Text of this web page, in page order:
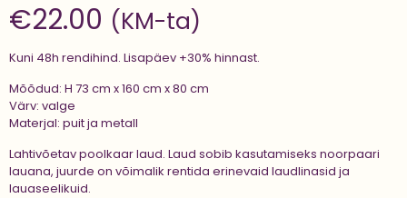
€22.00 (KM-ta)
Kuni 48h rendihind. Lisapäev +30% hinnast.
Mõõdud: H 73 cm x 160 cm x 80 cm
Värv: valge
Materjal: puit ja metall
Lahtivõetav poolkaar laud. Laud sobib kasutamiseks noorpaari
lauana, juurde on võimalik rentida erinevaid laudlinasid ja
lauaseelikuid.